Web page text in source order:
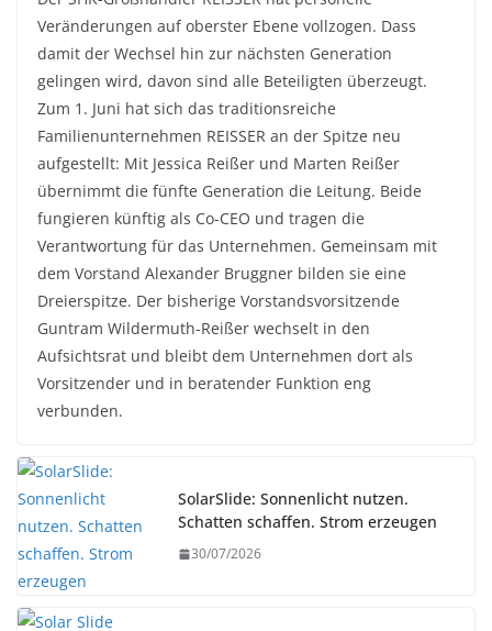
Veränderungen auf oberster Ebene vollzogen. Dass
damit der Wechsel hin zur nächsten Generation
gelingen wird, davon sind alle Beteiligten überzeugt.
Zum 1. Juni hat sich das traditionsreiche
Familienunternehmen REISSER an der Spitze neu
aufgestellt: Mit Jessica Reißer und Marten Reißer
übernimmt die fünfte Generation die Leitung. Beide
fungieren künftig als Co-CEO und tragen die
Verantwortung für das Unternehmen. Gemeinsam mit
dem Vorstand Alexander Bruggner bilden sie eine
Dreierspitze. Der bisherige Vorstandsvorsitzende
Guntram Wildermuth-Reißer wechselt in den
Aufsichtsrat und bleibt dem Unternehmen dort als
Vorsitzender und in beratender Funktion eng
verbunden.
SolarSlide: Sonnenlicht nutzen.
Schatten schaffen. Strom erzeugen
30/07/2026